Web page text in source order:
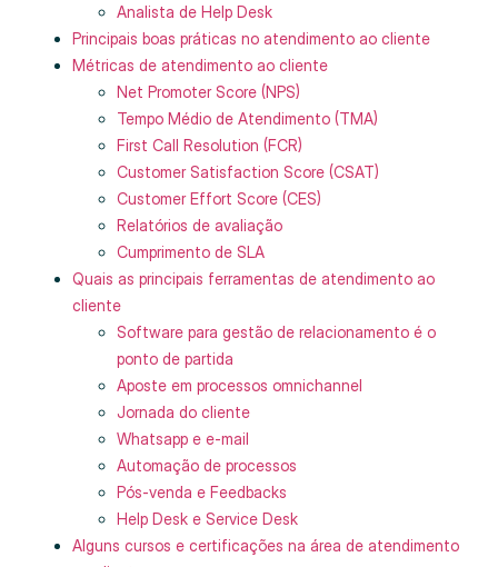
Analista de Help Desk
Principais boas práticas no atendimento ao cliente
Métricas de atendimento ao cliente
Net Promoter Score (NPS)
Tempo Médio de Atendimento (TMA)
First Call Resolution (FCR)
Customer Satisfaction Score (CSAT)
Customer Effort Score (CES)
Relatórios de avaliação
Cumprimento de SLA
Quais as principais ferramentas de atendimento ao
cliente
Software para gestão de relacionamento é o
ponto de partida
Aposte em processos omnichannel
Jornada do cliente
Whatsapp e e-mail
Automação de processos
Pós-venda e Feedbacks
Help Desk e Service Desk
Alguns cursos e certificações na área de atendimento